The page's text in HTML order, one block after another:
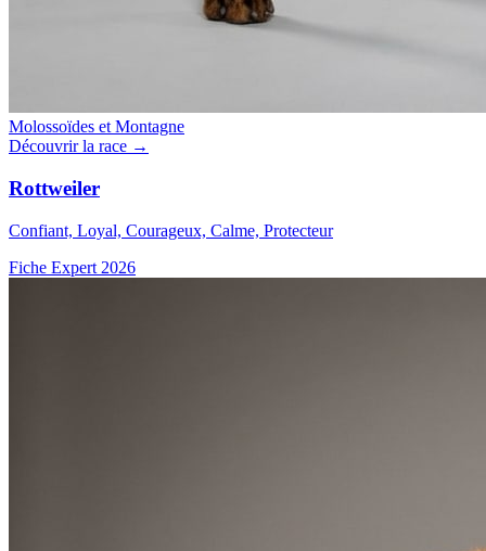
Molossoïdes et Montagne
Découvrir la race →
Rottweiler
Confiant, Loyal, Courageux, Calme, Protecteur
Fiche Expert 2026